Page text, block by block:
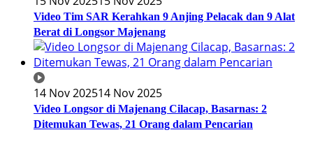
Video Tim SAR Kerahkan 9 Anjing Pelacak dan 9 Alat
Berat di Longsor Majenang
14 Nov 202514 Nov 2025
Video Longsor di Majenang Cilacap, Basarnas: 2
Ditemukan Tewas, 21 Orang dalam Pencarian